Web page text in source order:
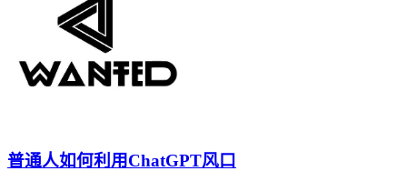
普通人如何利用ChatGPT风口